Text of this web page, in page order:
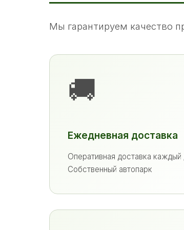
Мы гарантируем качество
🚚
Ежедневная доставка
Оперативная доставка каждый
Собственный автопарк